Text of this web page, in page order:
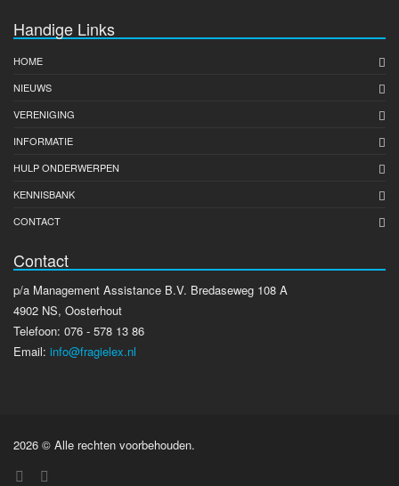
Handige Links
HOME
NIEUWS
VERENIGING
INFORMATIE
HULP ONDERWERPEN
KENNISBANK
CONTACT
Contact
p/a Management Assistance B.V. Bredaseweg 108 A
4902 NS, Oosterhout
Telefoon: 076 - 578 13 86
Email: info@fragielex.nl
2026 © Alle rechten voorbehouden.